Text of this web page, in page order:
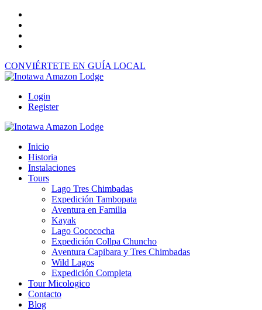
CONVIÉRTETE EN GUÍA LOCAL
Login
Register
Inicio
Historia
Instalaciones
Tours
Lago Tres Chimbadas
Expedición Tambopata
Aventura en Familia
Kayak
Lago Cocococha
Expedición Collpa Chuncho
Aventura Capibara y Tres Chimbadas
Wild Lagos
Expedición Completa
Tour Micologico
Contacto
Blog